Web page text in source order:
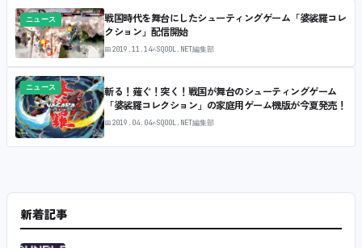
ニュース
戦国時代を舞台にしたシューティングゲーム「婆裟羅コレ
クション」配信開始
📅2019.11.14✍SQOOL.NET編集部
ニュース
斬る！薙ぐ！突く！戦国が舞台のシューティングゲーム
「婆裟羅コレクション」の家庭用ゲーム機版が今夏発売！
📅2019.04.04✍SQOOL.NET編集部
新着記事